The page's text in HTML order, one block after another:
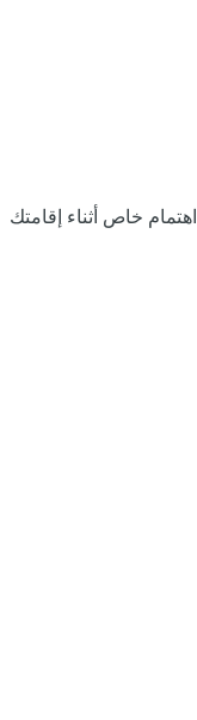
اهتمام خاص أثناء إقامتك